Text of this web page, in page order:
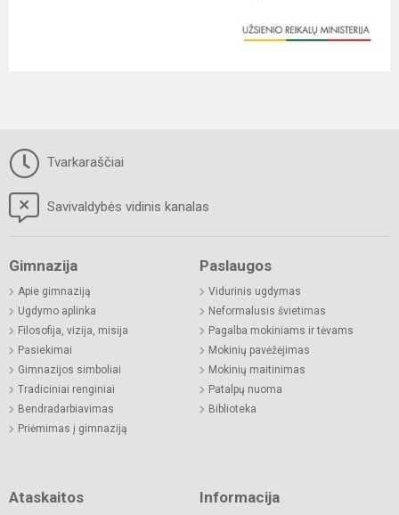
Tvarkaraščiai
Savivaldybės vidinis kanalas
Gimnazija
Apie gimnaziją
Ugdymo aplinka
Filosofija, vizija, misija
Pasiekimai
Gimnazijos simboliai
Tradiciniai renginiai
Bendradarbiavimas
Priėmimas į gimnaziją
Paslaugos
Vidurinis ugdymas
Neformalusis švietimas
Pagalba mokiniams ir tėvams
Mokinių pavėžėjimas
Mokinių maitinimas
Patalpų nuoma
Biblioteka
Ataskaitos Informacija